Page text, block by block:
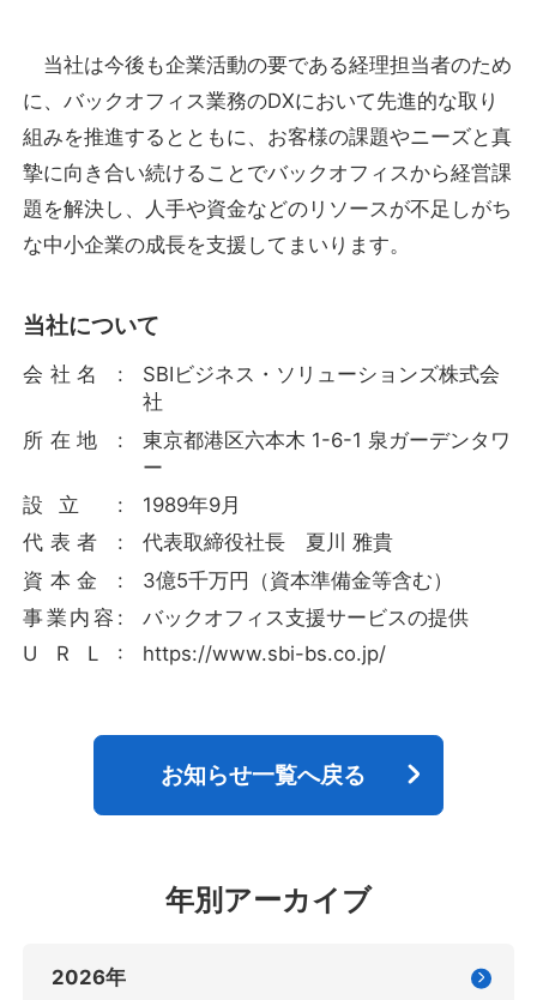
年別アーカイブ
2026年
当社は今後も企業活動の要である経理担当者のため
に、バックオフィス業務のDXにおいて先進的な取り
組みを推進するとともに、お客様の課題やニーズと真
摯に向き合い続けることでバックオフィスから経営課
題を解決し、人手や資金などのリソースが不足しがち
な中小企業の成長を支援してまいります。
当社について
会社名 :
SBIビジネス・ソリューションズ株式会
社
所在地 :
東京都港区六本木 1-6-1 泉ガーデンタワ
ー
設立 :
1989年9月
代表者 :
代表取締役社長 夏川 雅貴
資本金 :
3億5千万円（資本準備金等含む）
事業内容:
バックオフィス支援サービスの提供
U R L :
https://www.sbi-bs.co.jp/
お知らせ一覧へ戻る